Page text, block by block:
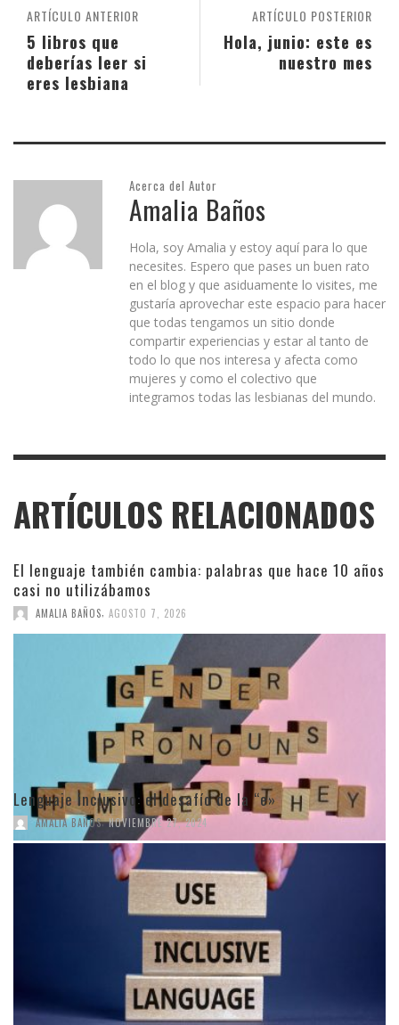
ARTÍCULO POSTERIOR
Hola, junio: este es
nuestro mes
ARTÍCULO ANTERIOR
5 libros que
deberías leer si
eres lesbiana
Acerca del Autor
Amalia Baños
Hola, soy Amalia y estoy aquí para lo que
necesites. Espero que pases un buen rato
en el blog y que asiduamente lo visites, me
gustaría aprovechar este espacio para hacer
que todas tengamos un sitio donde
compartir experiencias y estar al tanto de
todo lo que nos interesa y afecta como
mujeres y como el colectivo que
integramos todas las lesbianas del mundo.
ARTÍCULOS RELACIONADOS
El lenguaje también cambia: palabras que hace 10 años
casi no utilizábamos
AMALIA BAÑOS AGOSTO 7, 2026
Lenguaje inclusivo: el desafío de la “e»
AMALIA BAÑOS, NOVIEMBRE 27, 2024